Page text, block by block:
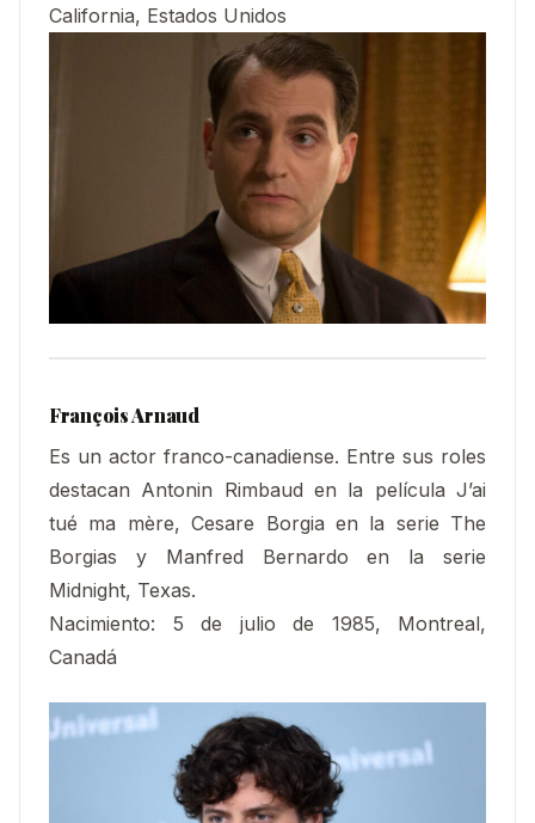
California, Estados Unidos
François Arnaud
Es un actor franco-canadiense. Entre sus roles
destacan Antonin Rimbaud en la película J’ai
tué ma mère, Cesare Borgia en la serie The
Borgias y Manfred Bernardo en la serie
Midnight, Texas.
Nacimiento: 5 de julio de 1985, Montreal,
Canadá